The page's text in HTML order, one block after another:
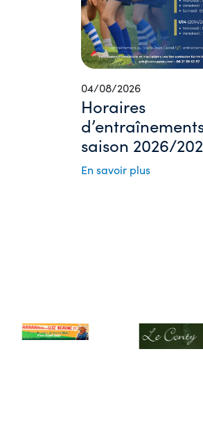
04/08/2026
Horaires
saison 2026/
En savoir plus